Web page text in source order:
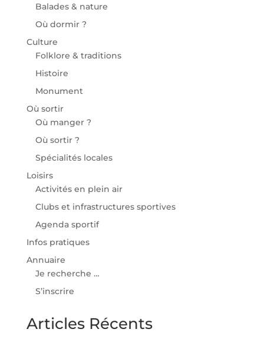
Balades & nature
Où dormir ?
Culture
Folklore & traditions
Histoire
Monument
Où sortir
Où manger ?
Où sortir ?
Spécialités locales
Loisirs
Activités en plein air
Clubs et infrastructures sportives
Agenda sportif
Infos pratiques
Annuaire
Je recherche …
S’inscrire
Articles Récents